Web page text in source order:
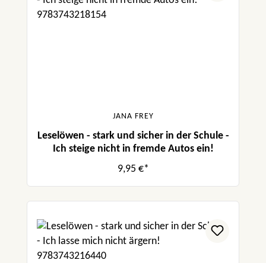
JANA FREY
Leselöwen - stark und sicher in der Schule -
Ich steige nicht in fremde Autos ein!
9,95 €*